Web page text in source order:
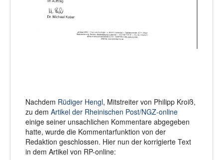
Nachdem Rüdiger Hengl, Mitstreiter von Philipp Kroiß,
zu dem Artikel der Rheinischen Post/NGZ-online
einige seiner unsachlichen Kommentare abgegeben
hatte, wurde die Kommentarfunktion von der
Redaktion geschlossen. Hier nun der korrigierte Text
in dem Artikel von RP-online: